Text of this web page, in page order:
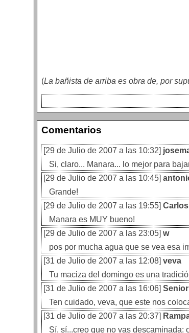
(La bañista de arriba es obra de, por
Comentarios
[29 de Julio de 2007 a las 10:32]
Si, claro... Manara... lo mejor para
[29 de Julio de 2007 a las 10:45]
Grande!
[29 de Julio de 2007 a las 19:55]
Manara es MUY bueno!
[29 de Julio de 2007 a las 23:05] w
pos por mucha agua que se vea esa
[31 de Julio de 2007 a las 12:08] veva
Tu maciza del domingo es una
[31 de Julio de 2007 a las 16:06]
Ten cuidado, veva, que este nos
[31 de Julio de 2007 a las 20:37]
Sí, sí...creo que no vas descaminada: